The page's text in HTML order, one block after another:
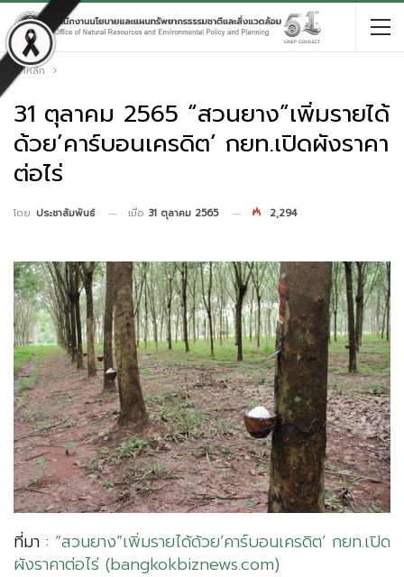
หน้าหลัก
31 ตุลาคม 2565 “สวนยาง”เพิ่มรายได้
ด้วย’คาร์บอนเครดิต’ กยท.เปิดผังราคา
ต่อไร่
โดย ประชาสัมพันธ์ เมื่อ 31 ตุลาคม 2565 2,294
ที่มา : “สวนยาง”เพิ่มรายได้ด้วย’คาร์บอนเครดิต’ กยท.เปิด
ผังราคาต่อไร่ (bangkokbiznews.com)